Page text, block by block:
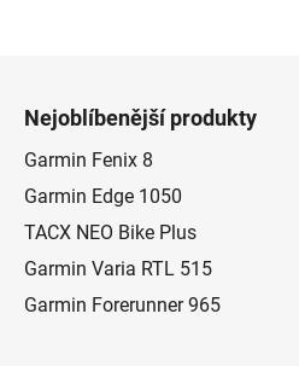
Nejoblíbenější produkty
Garmin Fenix 8
Garmin Edge 1050
TACX NEO Bike Plus
Garmin Varia RTL 515
Garmin Forerunner 965